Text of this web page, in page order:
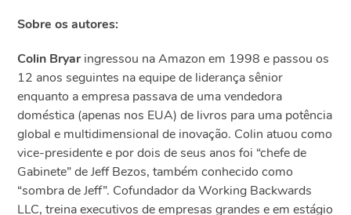
Sobre os autores:
Colin Bryaringressou na Amazon em 1998 e passou os
12 anos seguintes na equipe de liderança sênior
enquanto a empresa passava de uma vendedora
doméstica (apenas nos EUA) de livros para uma potência
global e multidimensional de inovação. Colin atuou como
vice-presidente e por dois de seus anos foi “chefe de
Gabinete” de Jeff Bezos, também conhecido como
“sombra de Jeff”. Cofundador da Working Backwards
LLC, treina executivos de empresas grandes e em estágio